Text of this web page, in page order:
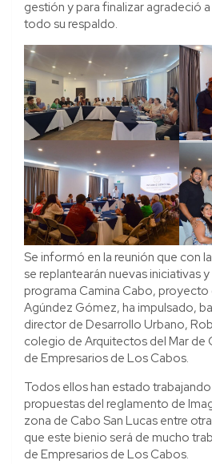
gestión y para finalizar agradeció
todo su respaldo.
Se informó en la reunión que con
se replantearán nuevas iniciativas
programa Camina Cabo, proyecto
Agúndez Gómez, ha impulsado,
director de Desarrollo Urbano,
colegio de Arquitectos del Mar de
de Empresarios de Los Cabos.
Todos ellos han estado
propuestas del reglamento de
zona de Cabo San Lucas entre
que este bienio será de mucho
de Empresarios de Los Cabos.